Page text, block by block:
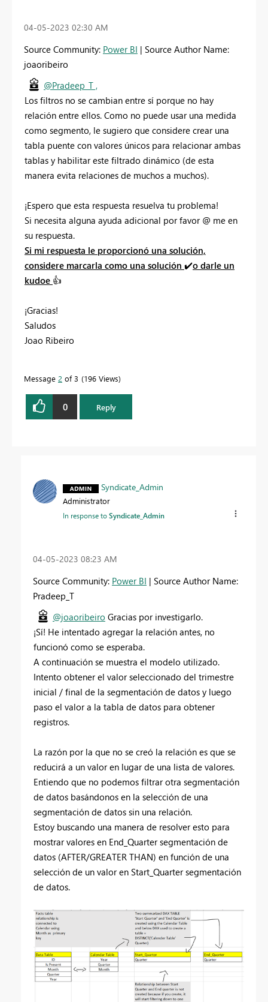
‎04-05-2023 02:30 AM
Source Community: Power BI | Source Author Name:
joaoribeiro
@Pradeep_T ,
Los filtros no se cambian entre sí porque no hay
relación entre ellos. Como no puede usar una medida
como segmento, le sugiero que considere crear una
tabla puente con valores únicos para relacionar ambas
tablas y habilitar este filtrado dinámico (de esta
manera evita relaciones de muchos a muchos).
¡Espero que esta respuesta resuelva tu problema!
Si necesita alguna ayuda adicional por favor @ me en
su respuesta.
Si mi respuesta le proporcionó una solución,
considere marcarla como una solución ✔️o darle un
kudoe 👍
¡Gracias!
Saludos
Joao Ribeiro
Message 2 of 3 196 Views
0 Reply
Syndicate_Admin
Administrator
In response toSyndicate_Admin
‎04-05-2023 08:23 AM
Source Community: Power BI | Source Author Name:
Pradeep_T
@joaoribeiro Gracias por investigarlo.
¡Sí! He intentado agregar la relación antes, no
funcionó como se esperaba.
A continuación se muestra el modelo utilizado.
Intento obtener el valor seleccionado del trimestre
inicial / final de la segmentación de datos y luego
paso el valor a la tabla de datos para obtener
registros.
La razón por la que no se creó la relación es que se
reducirá a un valor en lugar de una lista de valores.
Entiendo que no podemos filtrar otra segmentación
de datos basándonos en la selección de una
segmentación de datos sin una relación.
Estoy buscando una manera de resolver esto para
mostrar valores en End_Quarter segmentación de
datos (AFTER/GREATER THAN) en función de una
selección de un valor en Start_Quarter segmentación
de datos.